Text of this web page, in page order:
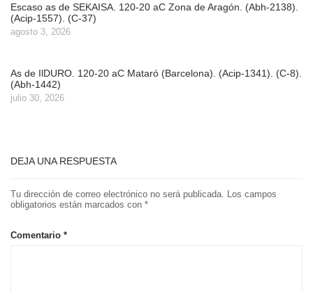
Escaso as de SEKAISA. 120-20 aC Zona de Aragón. (Abh-2138).
(Acip-1557). (C-37)
agosto 3, 2026
As de IlDURO. 120-20 aC Mataró (Barcelona). (Acip-1341). (C-8).
(Abh-1442)
julio 30, 2026
DEJA UNA RESPUESTA
Tu dirección de correo electrónico no será publicada. Los campos
obligatorios están marcados con *
Comentario *